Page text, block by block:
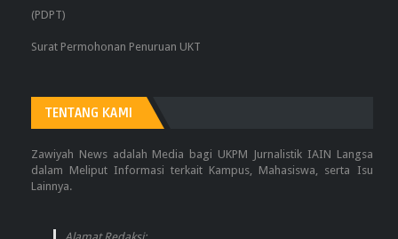
(PDPT)
Surat Permohonan Penuruan UKT
TENTANG KAMI
Zawiyah News adalah Media bagi UKPM Jurnalistik IAIN Langsa
dalam Meliput Informasi terkait Kampus, Mahasiswa, serta Isu
Lainnya.